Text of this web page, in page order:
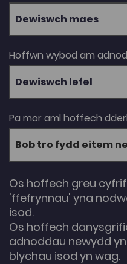
Dewiswch maes
Hoffwn wybod am
Dewiswch lefel
Pa mor aml hoffech
Os hoffech greu
'ffefrynnau' yna
isod.
Os hoffech
adnoddau newydd
blychau isod yn wag.